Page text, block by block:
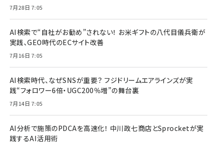
7月28日 7:05
AI検索で“自社がお勧め”されない！ お米ギフトの八代目儀兵衛が
実践、GEO時代のECサイト改善
7月16日 7:05
AI検索時代、なぜSNSが重要？ フジドリームエアラインズが実
践“フォロワー6倍・UGC200％増”の舞台裏
7月14日 7:05
AI分析で施策のPDCAを高速化！ 中川政七商店とSprocketが実
践するAI活用術